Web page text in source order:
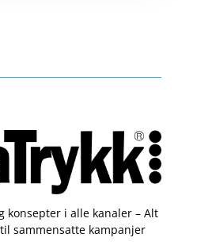
konsepter i alle kanaler – Alt
sammensatte kampanjer